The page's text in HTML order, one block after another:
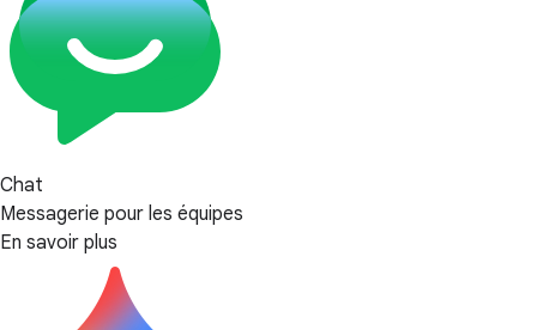
Chat
Messagerie pour les équipes
En savoir plus